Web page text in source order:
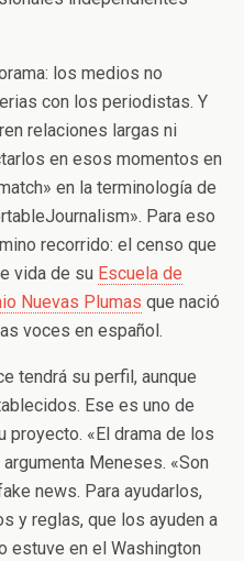
los medios no
con los periodistas. Y
relaciones largas ni
en esos momentos en
en la terminología de
Para eso
recorrido: el censo que
vida de su Escuela de
Nuevas Plumas que nació
voces en español.
tendrá su perfil, aunque
Ese es uno de
«El drama de los
Meneses. «Son
news. Para ayudarlos,
y reglas, que los ayuden a
estuve en el Washington